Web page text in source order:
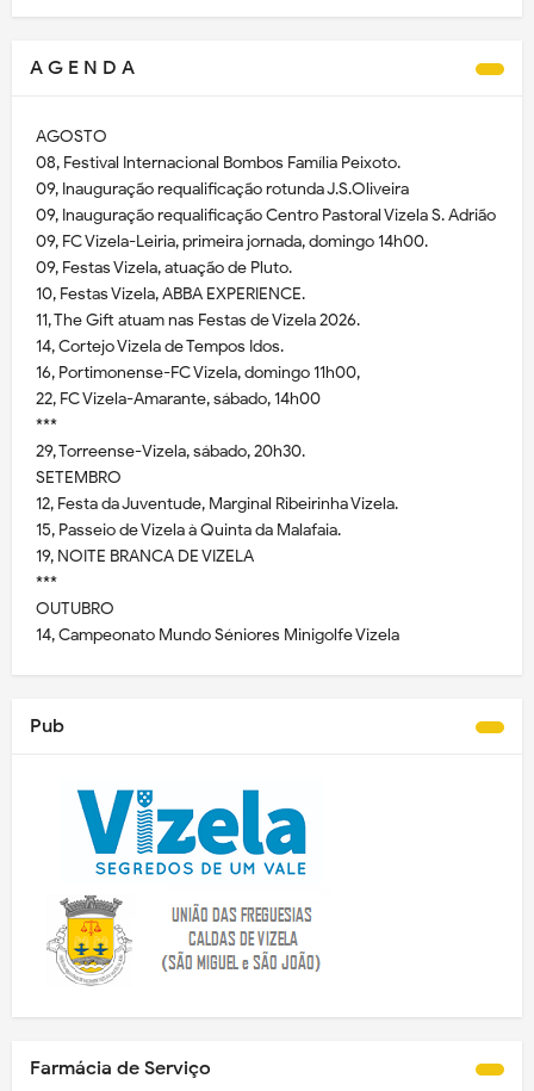
A G E N D A
AGOSTO
08, Festival Internacional Bombos Família Peixoto.
09, Inauguração requalificação rotunda J.S.Oliveira
09, Inauguração requalificação Centro Pastoral Vizela S. Adrião
09, FC Vizela-Leiria, primeira jornada, domingo 14h00.
09, Festas Vizela, atuação de Pluto.
10, Festas Vizela, ABBA EXPERIENCE.
11, The Gift atuam nas Festas de Vizela 2026.
14, Cortejo Vizela de Tempos Idos.
16, Portimonense-FC Vizela, domingo 11h00,
22, FC Vizela-Amarante, sábado, 14h00
***
29, Torreense-Vizela, sábado, 20h30.
SETEMBRO
12, Festa da Juventude, Marginal Ribeirinha Vizela.
15, Passeio de Vizela à Quinta da Malafaia.
19, NOITE BRANCA DE VIZELA
***
OUTUBRO
14, Campeonato Mundo Séniores Minigolfe Vizela
Pub
Farmácia de Serviço